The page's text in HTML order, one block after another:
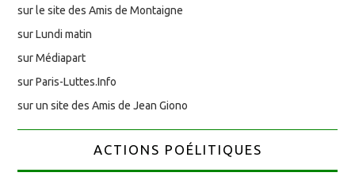
sur le site des Amis de Montaigne
sur Lundi matin
sur Médiapart
sur Paris-Luttes.Info
sur un site des Amis de Jean Giono
ACTIONS POÉLITIQUES